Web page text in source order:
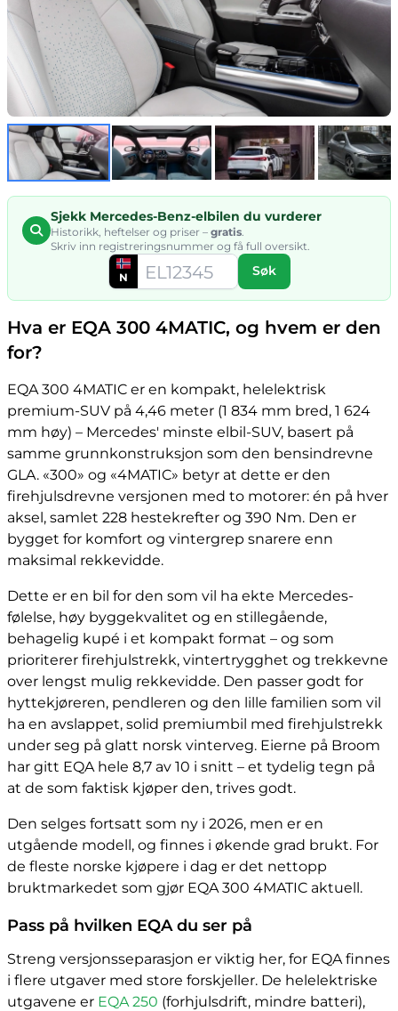
Sjekk Mercedes-Benz-elbilen du vurderer
Historikk, heftelser og priser – gratis
Skriv inn registreringsnummer og få full oversikt.
N Søk
Hva er EQA 300 4MATIC, og hvem er den
for?
EQA 300 4MATIC er en kompakt, helelektrisk
premium-SUV på 4,46 meter (1 834 mm bred, 1 624
mm høy) – Mercedes' minste elbil-SUV, basert på
samme grunnkonstruksjon som den bensindrevne
GLA. «300» og «4MATIC» betyr at dette er den
firehjulsdrevne versjonen med to motorer: én på hver
aksel, samlet 228 hestekrefter og 390 Nm. Den er
bygget for komfort og vintergrep snarere enn
maksimal rekkevidde.
Dette er en bil for den som vil ha ekte Mercedes-
følelse, høy byggekvalitet og en stillegående,
behagelig kupé i et kompakt format – og som
prioriterer firehjulstrekk, vintertrygghet og trekkevne
over lengst mulig rekkevidde. Den passer godt for
hyttekjøreren, pendleren og den lille familien som vil
ha en avslappet, solid premiumbil med firehjulstrekk
under seg på glatt norsk vinterveg. Eierne på Broom
har gitt EQA hele 8,7 av 10 i snitt – et tydelig tegn på
at de som faktisk kjøper den, trives godt.
Den selges fortsatt som ny i 2026, men er en
utgående modell, og finnes i økende grad brukt. For
de fleste norske kjøpere i dag er det nettopp
bruktmarkedet som gjør EQA 300 4MATIC aktuell.
Pass på hvilken EQA du ser på
Streng versjonsseparasjon er viktig her, for EQA finnes
i flere utgaver med store forskjeller. De helelektriske
utgavene er EQA 250 (forhjulsdrift, mindre batteri),